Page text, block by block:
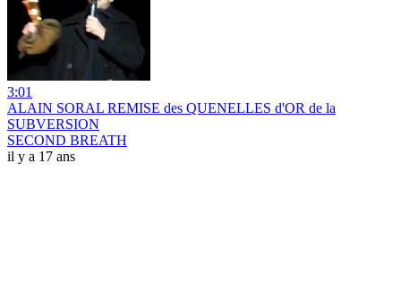
3:01
ALAIN SORAL REMISE des QUENELLES d'OR de la
SUBVERSION
SECOND BREATH
il y a 17 ans